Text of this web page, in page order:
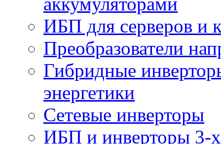
ИБП для серверов и
Преобразователи
Гибридные
энергетики
Сетевые инверторы
ИБП и инверторы 3-